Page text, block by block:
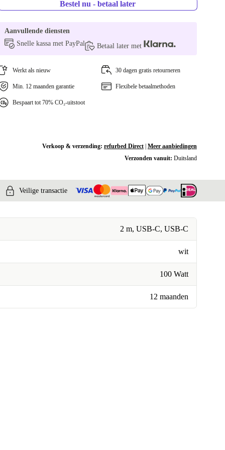
Bestel nu - betaal later
Aanvullende diensten
Snelle kassa met PayPal
Betaal later met
Werkt als nieuw 30 dagen gratis retourneren
Min. 12 maanden garantie Flexibele betaalmethoden
Bespaart tot 70% CO₂-uitstoot
Verkoop & verzending: refurbed Direct| Meer aanbiedingen
Verzonden vanuit: Duitsland
Veilige transactie
2 m, USB-C, USB-C
wit
100 Watt
12 maanden